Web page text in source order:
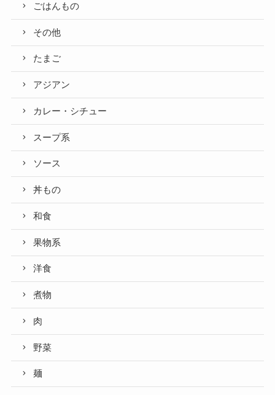
ごはんもの
その他
たまご
アジアン
カレー・シチュー
スープ系
ソース
丼もの
和食
果物系
洋食
煮物
肉
野菜
麺